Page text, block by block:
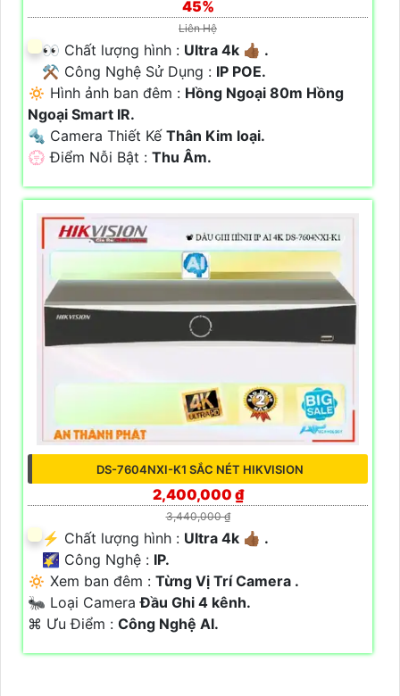
45%
Liên Hệ
️👀 Chất lượng hình : Ultra 4k 👍🏾 .
⚒ Công Nghệ Sử Dụng : IP POE.
🔅 Hình ảnh ban đêm : Hồng Ngoại 80m Hồng
Ngoại Smart IR.
🔩 Camera Thiết Kế Thân Kim loại.
️💮 Điểm Nỗi Bật : Thu Âm.
DS-7604NXI-K1 SẮC NÉT HIKVISION
2,400,000 ₫
3,440,000 ₫
️⚡ Chất lượng hình : Ultra 4k 👍🏾 .
🌠 Công Nghệ : IP.
🔅 Xem ban đêm : Từng Vị Trí Camera .
🐜 Loại CameraĐầu Ghi 4 kênh.
️⌘ Ưu Điểm : Công Nghệ AI.